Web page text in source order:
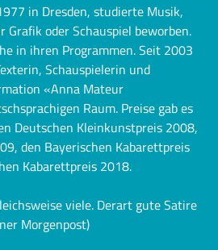
in Dresden, studierte Musik,
oder Schauspiel beworben.
in ihren Programmen. Seit 2003
Schauspielerin und
«Anna Mateur
Raum. Preise gab es
Deutschen Kleinkunstpreis 2008,
den Bayerischen Kabarettpreis
Kabarettpreis 2018.
viele. Derart gute Satire
Morgenpost)